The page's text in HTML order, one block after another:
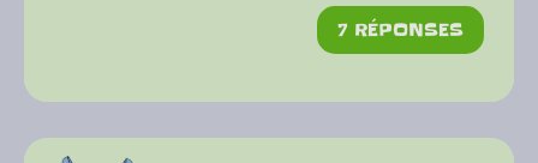
7 RÉPONSES